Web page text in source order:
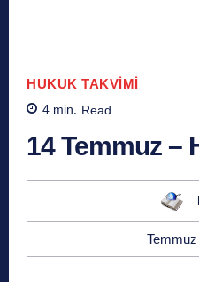
HUKUK TAKVIMI
4 min. Read
14 Temmuz –